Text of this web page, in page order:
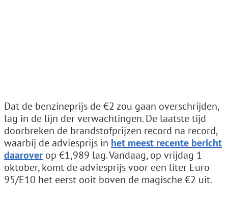
Dat de benzineprijs de €2 zou gaan overschrijden,
lag in de lijn der verwachtingen. De laatste tijd
doorbreken de brandstofprijzen record na record,
waarbij de adviesprijs in het meest recente bericht
daarover op €1,989 lag. Vandaag, op vrijdag 1
oktober, komt de adviesprijs voor een liter Euro
95/E10 het eerst ooit boven de magische €2 uit.